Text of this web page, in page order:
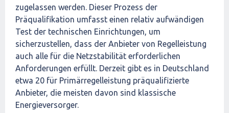
zugelassen werden. Dieser Prozess der
Präqualifikation umfasst einen relativ aufwändigen
Test der technischen Einrichtungen, um
sicherzustellen, dass der Anbieter von Regelleistung
auch alle für die Netzstabilität erforderlichen
Anforderungen erfüllt. Derzeit gibt es in Deutschland
etwa 20 für Primärregelleistung präqualifizierte
Anbieter, die meisten davon sind klassische
Energieversorger.